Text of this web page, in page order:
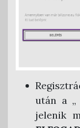
után a „
jelenik